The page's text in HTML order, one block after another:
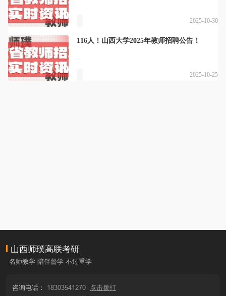
2025-10-30
116人！山西大学2025年教师招聘公告！
2025-10-25
山西师璞高联考研
名师教学 陪伴督学 不过重学
咨询电话： 18303541270
点击拨打